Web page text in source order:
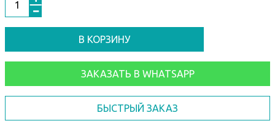
В КОРЗИНУ
ЗАКАЗАТЬ В WHATSAPP
БЫСТРЫЙ ЗАКАЗ